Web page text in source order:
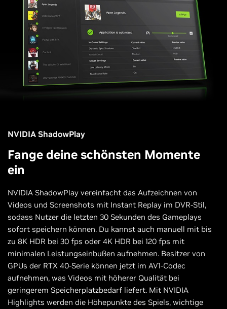
NVIDIA ShadowPlay
Fange deine schönsten Momente
ein
NVIDIA ShadowPlay vereinfacht das Aufzeichnen von
Videos und Screenshots mit Instant Replay im DVR-Stil,
sodass Nutzer die letzten 30 Sekunden des Gameplays
sofort speichern können. Du kannst auch manuell mit bis
zu 8K HDR bei 30 fps oder 4K HDR bei 120 fps mit
minimalen Leistungseinbußen aufnehmen. Besitzer von
GPUs der RTX 40-Serie können jetzt im AV1-Codec
aufnehmen, was Videos mit höherer Qualität bei
geringerem Speicherplatzbedarf liefert. Mit NVIDIA
Highlights werden die Höhepunkte des Spiels, wichtige